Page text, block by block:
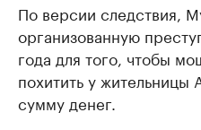
По версии следствия,
организованную
года для того, чтобы
похитить у
сумму денег.